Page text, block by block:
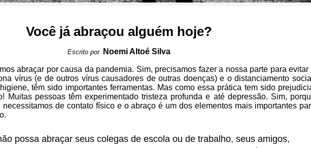
Você já abraçou alguém hoje?
Escrito por Noemi Altoé Silva
abraçar por causa da pandemia. Sim, precisamos fazer a nossa parte para evitar
vírus (e de outros vírus causadores de outras doenças) e o distanciamento
têm sido importantes ferramentas. Mas como essa prática tem sido
Muitas pessoas têm experimentado tristeza profunda e até depressão. Sim,
necessitamos de contato físico e o abraço é um dos elementos mais importantes
possa abraçar seus colegas de escola ou de trabalho, seus amigos,